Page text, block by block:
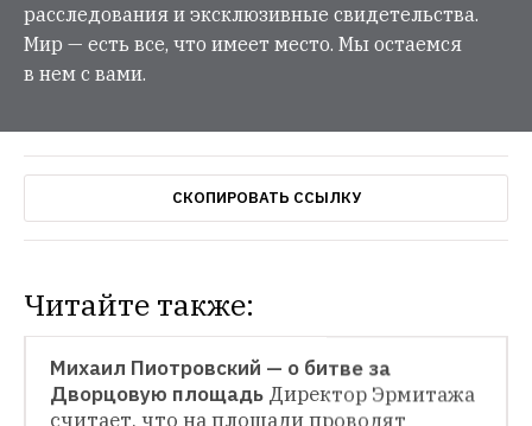
расследования и эксклюзивные свидетельства.
Мир — есть все, что имеет место. Мы остаемся
в нем с вами.
СКОПИРОВАТЬ ССЫЛКУ
Читайте также:
НОВОСТИ
НОВОСТИ
Михаил Пиотровский — о битве за
Дворцовую площадь Директор Эрмитажа